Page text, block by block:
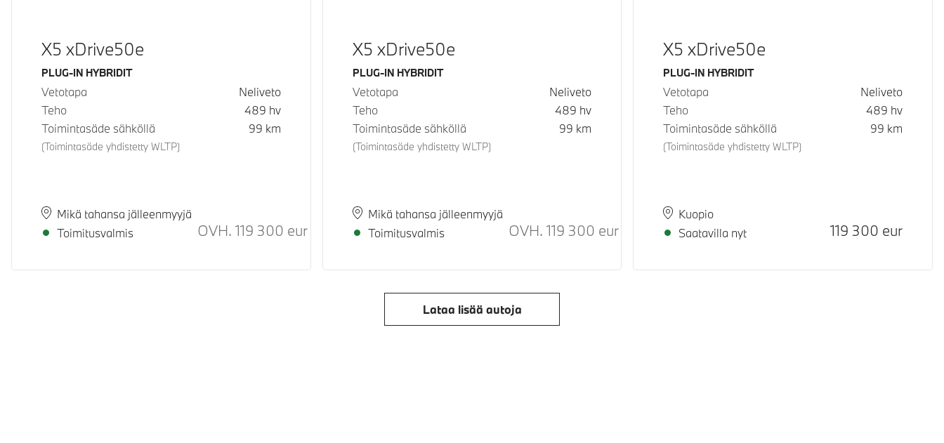
X5 xDrive50e
Käyttövoima
PLUG-IN HYBRIDIT
Vetotapa
Neliveto
Teho
489 hv
Toimintasäde sähköllä
(Toimintasäde yhdistetty WLTP)
99 km
Paikkakunta
Mikä tahansa jälleenmyyjä
Toimitusaika
Toimitusvalmis
Suositeltu normaali hinta
OVH. 119 300 eur
X5 xDrive50e
Käyttövoima
PLUG-IN HYBRIDIT
Vetotapa
Neliveto
Teho
489 hv
Toimintasäde sähköllä
(Toimintasäde yhdistetty WLTP)
99 km
Paikkakunta
Mikä tahansa jälleenmyyjä
Toimitusaika
Toimitusvalmis
Suositeltu normaali hinta
OVH. 119 300 eur
X5 xDrive50e
Käyttövoima
PLUG-IN HYBRIDIT
Vetotapa
Neliveto
Teho
489 hv
Toimintasäde sähköllä
(Toimintasäde yhdistetty WLTP)
99 km
Paikkakunta
Kuopio
Toimitusaika
Saatavilla nyt
Hinta
119 300 eur
Lataa lisää autoja